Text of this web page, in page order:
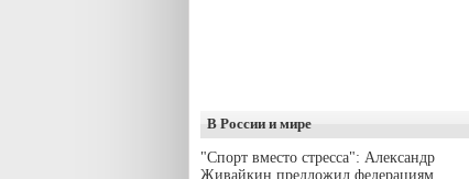
В России и мире
"Спорт вместо стресса": Александр
Живайкин предложил федерациям